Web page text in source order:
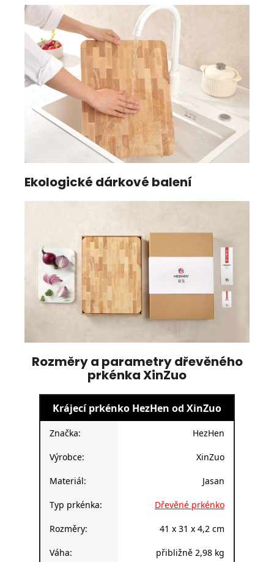
Ekologické dárkové balení
Rozměry a parametry dřevěného
prkénka XinZuo
Krájecí prkénko HezHen od XinZuo
Značka: HezHen
Výrobce: XinZuo
Materiál: Jasan
Typ prkénka: Dřevěné prkénko
Rozměry: 41 x 31 x 4,2 cm
Váha: přibližně 2,98 kg